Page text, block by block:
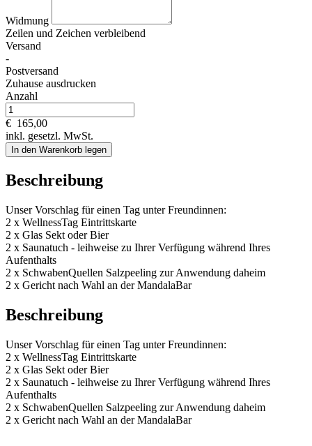
Widmung
Zeilen und Zeichen verbleibend
Versand
-
Postversand
Zuhause ausdrucken
Anzahl
€ 165,00
inkl. gesetzl. MwSt.
In den Warenkorb legen
Beschreibung
Unser Vorschlag für einen Tag unter Freundinnen:
2 x WellnessTag Eintrittskarte
2 x Glas Sekt oder Bier
2 x Saunatuch - leihweise zu Ihrer Verfügung während Ihres
Aufenthalts
2 x SchwabenQuellen Salzpeeling zur Anwendung daheim
2 x Gericht nach Wahl an der MandalaBar
Beschreibung
Unser Vorschlag für einen Tag unter Freundinnen:
2 x WellnessTag Eintrittskarte
2 x Glas Sekt oder Bier
2 x Saunatuch - leihweise zu Ihrer Verfügung während Ihres
Aufenthalts
2 x SchwabenQuellen Salzpeeling zur Anwendung daheim
2 x Gericht nach Wahl an der MandalaBar